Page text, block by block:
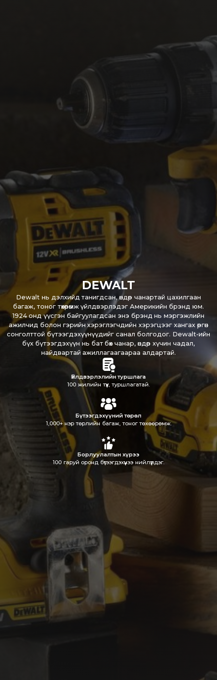
DEWALT
Dewalt нь дэлхийд танигдсан, өндөр чанартай цахилгаан
багаж, тоног төхөөрөмж үйлдвэрлэдэг Америкийн брэнд юм.
1924 онд үүсгэн байгуулагдсан энэ брэнд нь мэргэжлийн
ажилчид болон гэрийн хэрэглэгчдийн хэрэгцээг хангах өргөн
сонголттой бүтээгдэхүүнүүдийг санал болгодог. Dewalt-ийн
бүх бүтээгдэхүүн нь бат бөх чанар, өндөр хүчин чадал,
найдвартай ажиллагаагаараа алдартай.
Үйлдвэрлэлийн туршлага
100 жилийн түүх, туршлагатай.
Бүтээгдэхүүний төрөл
1,000+ нэр төрлийн багаж, тоног төхөөрөмж.
Борлуулалтын хүрээ
100 гаруй оронд бүтээгдэхүүнээ нийлүүлдэг.